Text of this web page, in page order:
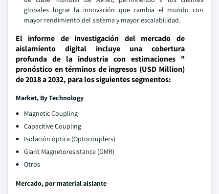
globales lograr la innovación que cambia el mundo con
mayor rendimiento del sistema y mayor escalabilidad.
El informe de investigación del mercado de
aislamiento digital incluye una cobertura
profunda de la industria con estimaciones "
pronóstico en términos de ingresos (USD Million)
de 2018 a 2032, para los siguientes segmentos:
Market, By Technology
Magnetic Coupling
Capacitive Coupling
Isolación óptica (Optocouplers)
Giant Magnetoresistance (GMR)
Otros
Mercado, por material aislante